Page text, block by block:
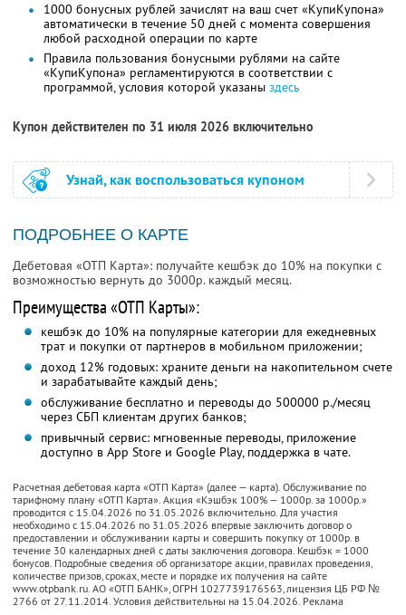
1000 бонусных рублей зачислят на ваш счет «КупиКупона»
автоматически в течение 50 дней с момента совершения
любой расходной операции по карте
Правила пользования бонусными рублями на сайте
«КупиКупона» регламентируются в соответствии с
программой, условия которой указаны здесь
Купон действителен по 31 июля 2026 включительно
Узнай, как воспользоваться купоном
ПОДРОБНЕЕ О КАРТЕ
Дебетовая «ОТП Карта»: получайте кешбэк до 10% на покупки с
возможностью вернуть до 3000р. каждый месяц.
Преимущества «ОТП Карты»:
кешбэк до 10% на популярные категории для ежедневных
трат и покупки от партнеров в мобильном приложении;
доход 12% годовых: храните деньги на накопительном счете
и зарабатывайте каждый день;
обслуживание бесплатно и переводы до 500000 р./месяц
через СБП клиентам других банков;
привычный сервис: мгновенные переводы, приложение
доступно в App Store и Google Play, поддержка в чате.
Расчетная дебетовая карта «ОТП Карта» (далее — карта). Обслуживание по
тарифному плану «ОТП Карта». Акция «Кэшбэк 100% — 1000р. за 1000р.»
проводится с 15.04.2026 по 31.05.2026 включительно. Для участия
необходимо с 15.04.2026 по 31.05.2026 впервые заключить договор о
предоставлении и обслуживании карты и совершить покупку от 1000р. в
течение 30 календарных дней с даты заключения договора. Кешбэк = 1000
бонусов. Подробные сведения об организаторе акции, правилах проведения,
количестве призов, сроках, месте и порядке их получения на сайте
www.otpbank.ru. АО «ОТП БАНК», ОГРН 1027739176563, лицензия ЦБ РФ №
2766 от 27.11.2014. Условия действительны на 15.04.2026. Реклама